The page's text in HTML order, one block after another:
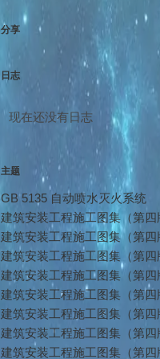
分享
日志
现在还没有日志
主题
GB 5135 自动喷水灭火系统
建筑安装工程施工图集（第四
建筑安装工程施工图集（第
建筑安装工程施工图集（第
建筑安装工程施工图集（第
建筑安装工程施工图集（第
建筑安装工程施工图集（第
建筑安装工程施工图集（第四
建筑安装工程施工图集（第